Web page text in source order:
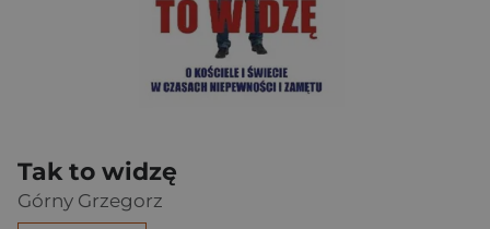
Tak to widzę
Górny Grzegorz